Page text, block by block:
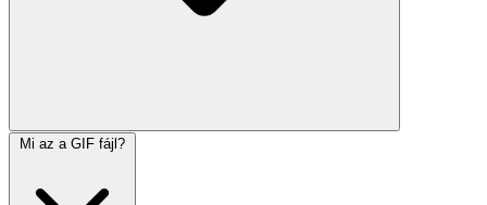
Mi az a GIF fájl?